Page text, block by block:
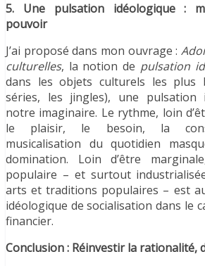
5. Une pulsation idéologique :
pouvoir
J’ai proposé dans mon ouvrage :
culturelles, la notion de pulsation
dans les objets culturels les plus
séries, les jingles), une pulsation
notre imaginaire. Le rythme, loin
le plaisir, le besoin, la
musicalisation du quotidien
domination. Loin d’être
populaire – et surtout
arts et traditions populaires – est
idéologique de socialisation dans le
financier.
Conclusion : Réinvestir la rationalité,